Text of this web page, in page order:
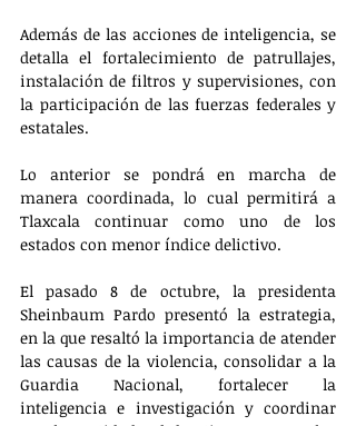
Además de las acciones de inteligencia, se
detalla el fortalecimiento de patrullajes,
instalación de filtros y supervisiones, con
la participación de las fuerzas federales y
estatales.
Lo anterior se pondrá en marcha de
manera coordinada, lo cual permitirá a
Tlaxcala continuar como uno de los
estados con menor índice delictivo.
El pasado 8 de octubre, la presidenta
Sheinbaum Pardo presentó la estrategia,
en la que resaltó la importancia de atender
las causas de la violencia, consolidar a la
Guardia Nacional, fortalecer la
inteligencia e investigación y coordinar